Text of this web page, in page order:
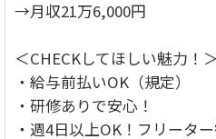
→月収21万6,000円
＜CHECKしてほしい魅力！＞
・給与前払いOK（規定）
・研修ありで安心！
・週4日以上OK！フリータ